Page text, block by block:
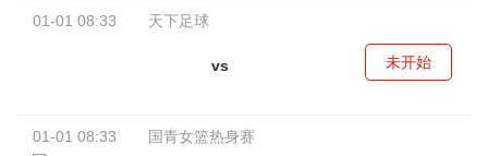
01-01 08:33 天下足球
vs 未开始
01-01 08:33
国青女篮热身赛